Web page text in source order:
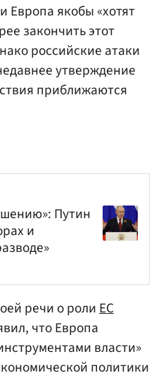
и Европа якобы «хотят
закончить этот
российские атаки
утверждение
приближаются
Путин
и
речи о ролиЕС
что Европа
власти»
политики